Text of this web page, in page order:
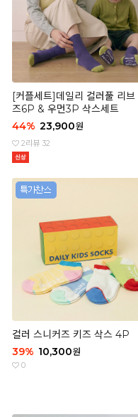
[커플세트]데일리 컬러풀 리브
즈6P & 우먼3P 삭스세트
44% 23,900원
2리뷰 32
컬러 스니커즈 키즈 삭스 4P
39% 10,300원
0